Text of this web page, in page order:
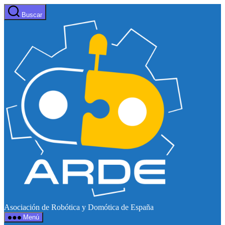
Saltar
al
Buscar
Asociación de Robótica y Domótica de España
Menú